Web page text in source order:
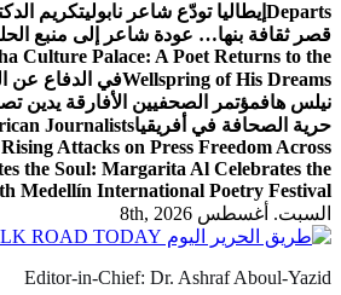
Departs إيطاليا تودّع شاعر نابوليتكريم
قصر ثقافة بنها… عودة شاعر إلى منبع
Culture Palace: A Poet Returns to the
Wellspring of His Dreamsفي الدفاع عن
نيلس هافمؤتمر الصحفيين الأفارقة يدين
حرية الصحافة في أفريقياJournalists
Attacks on Press Freedom Across
the Soul: Margarita Al Celebrates the
Medellín International Poetry Festival
السبت. أغسطس 8th, 2026
Editor-in-Chief: Dr. Ashraf Aboul-Yazid